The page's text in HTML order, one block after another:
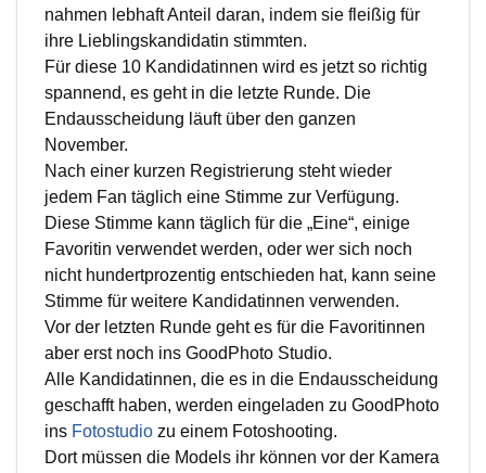
nahmen lebhaft Anteil daran, indem sie fleißig für
ihre Lieblingskandidatin stimmten.
Für diese 10 Kandidatinnen wird es jetzt so richtig
spannend, es geht in die letzte Runde. Die
Endausscheidung läuft über den ganzen
November.
Nach einer kurzen Registrierung steht wieder
jedem Fan täglich eine Stimme zur Verfügung.
Diese Stimme kann täglich für die „Eine“, einige
Favoritin verwendet werden, oder wer sich noch
nicht hundertprozentig entschieden hat, kann seine
Stimme für weitere Kandidatinnen verwenden.
Vor der letzten Runde geht es für die Favoritinnen
aber erst noch ins GoodPhoto Studio.
Alle Kandidatinnen, die es in die Endausscheidung
geschafft haben, werden eingeladen zu GoodPhoto
ins Fotostudio zu einem Fotoshooting.
Dort müssen die Models ihr können vor der Kamera